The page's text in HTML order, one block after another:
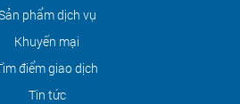
phẩm dịch vụ
Khuyến mại
điểm giao dịch
Tin tức